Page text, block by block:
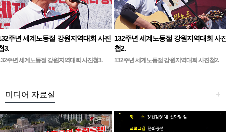
주년 세계노동절 강원지역대회 사진
3.
주년 세계노동절 강원지역대회 사진첩3.
132주년 세계노동절 강원지역대회 사
첩2.
132주년 세계노동절 강원지역대회 사진첩2.
+
미디어 자료실